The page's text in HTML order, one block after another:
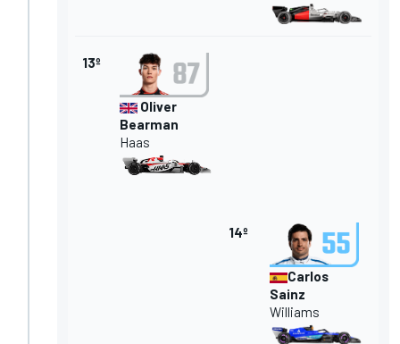
13º
Oliver
Bearman
Haas
14º
Carlos
Sainz
Williams